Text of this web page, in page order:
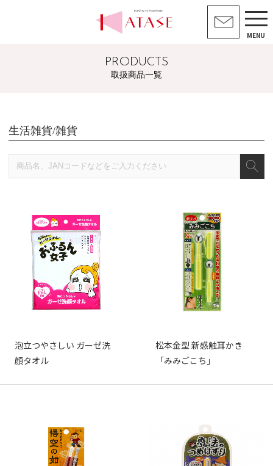
MENU
PRODUCTS
取扱商品一覧
生活雑貨/雑貨
泡立つやさしい ガーゼ洗
顔タオル
松本金型 新感触耳かき
「みみごこち」